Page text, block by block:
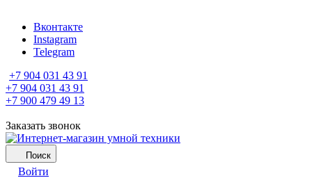
Вконтакте
Instagram
Telegram
+7 904 031 43 91
+7 904 031 43 91
+7 900 479 49 13
Заказать звонок
Поиск
Войти